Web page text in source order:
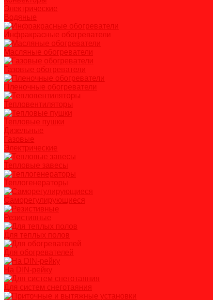
Электрические
Водяные
Инфракрасные обогреватели
Масляные обогреватели
Газовые обогреватели
Пленочные обогреватели
Тепловентиляторы
Тепловые пушки
Дизельные
Газовые
Электрические
Тепловые завесы
Теплогенераторы
Саморегулирующиеся
Резистивные
Для теплых полов
Для обогревателей
На DIN-рейку
Для систем снеготаяния